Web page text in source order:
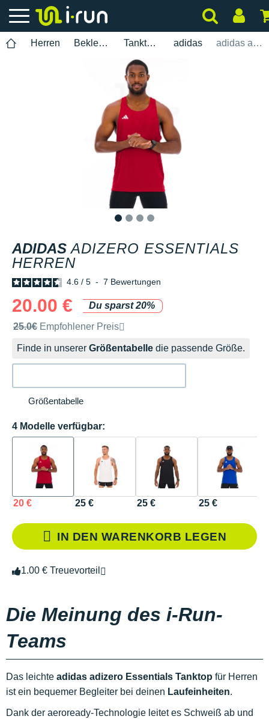
Herren Bekleidung Tanktops adidas adidas adizero Essentials Herren
ADIDAS ADIZERO ESSENTIALS
HERREN
4.6 / 5 - 7 Bewertungen
20.00 €
Du sparst 20%
Unverbindliche Preisempfehlung der Marke
25.0€ Empfohlener Preis
Finde in unserer Größentabelle die passende Größe.
Größentabelle
4 Modelle verfügbar:
20 € 25 € 25 € 25 €
IN DEN WARENKORB LEGEN
1.00 € Treuevorteil
Die Meinung des i-Run-
Teams
Das leichte adidas adizero Essentials Tanktop für Herren
ist ein bequemer Begleiter bei deinen Laufeinheiten.
Dank der aeroready-Technologie leitet es Schweiß ab und